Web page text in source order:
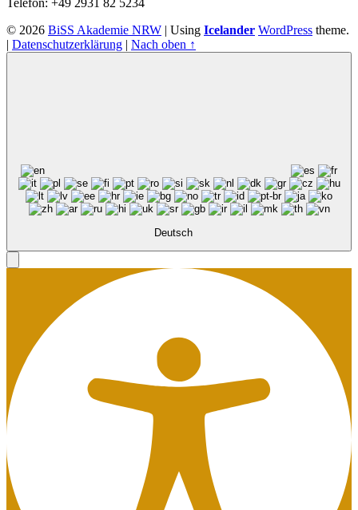
Telefon: +49 2931 82 5234
© 2026 BiSS Akademie NRW | Using Icelander WordPress theme.
| Datenschutzerklärung | Nach oben ↑
Deutsch